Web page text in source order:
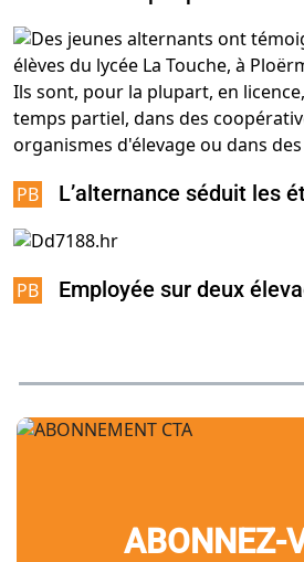
L’alternance séduit les
Employée sur deux
ABONNEZ-